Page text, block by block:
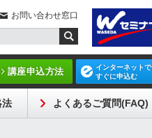
お問い合わせ窓口
講座申込方法
インターネットで
すぐに申込む
法 よくあるご質問(FAQ)